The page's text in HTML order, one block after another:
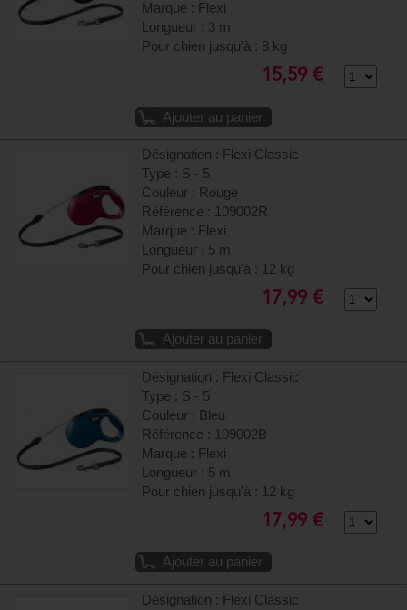
Marque : Flexi
Longueur : 3 m
Pour chien jusqu'à : 8 kg
15,59 €
Ajouter au panier
Désignation : Flexi Classic
Type : S - 5
Couleur : Rouge
Référence : 109002R
Marque : Flexi
Longueur : 5 m
Pour chien jusqu'à : 12 kg
17,99 €
Ajouter au panier
Désignation : Flexi Classic
Type : S - 5
Couleur : Bleu
Référence : 109002B
Marque : Flexi
Longueur : 5 m
Pour chien jusqu'à : 12 kg
17,99 €
Ajouter au panier
Désignation : Flexi Classic